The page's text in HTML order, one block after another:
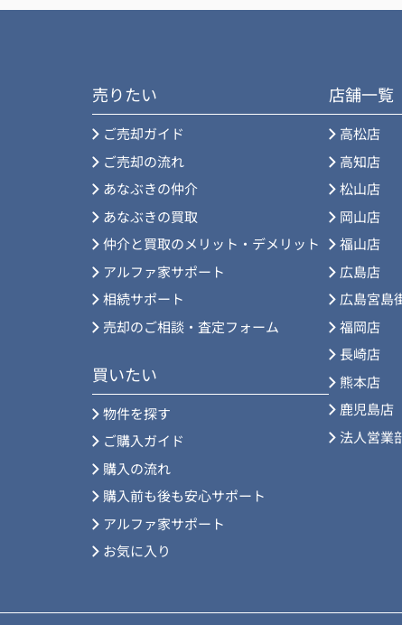
売りたい
ご売却ガイド
ご売却の流れ
あなぶきの仲介
あなぶきの買取
仲介と買取のメリット・デメリット
アルファ家サポート
相続サポート
売却のご相談・査定フォーム
買いたい
物件を探す
ご購入ガイド
購入の流れ
購入前も後も安心サポート
アルファ家サポート
お気に入り
店舗一覧
高松店
高知店
松山店
岡山店
福山店
広島店
広島宮島
福岡店
長崎店
熊本店
鹿児島店
法人営業